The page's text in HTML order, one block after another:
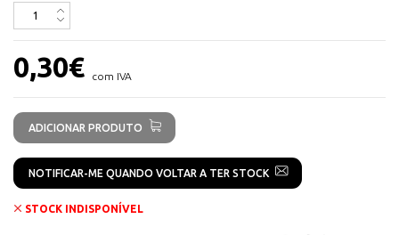
0,30€ com IVA
ADICIONAR PRODUTO
NOTIFICAR-ME QUANDO VOLTAR A TER STOCK
STOCK INDISPONÍVEL